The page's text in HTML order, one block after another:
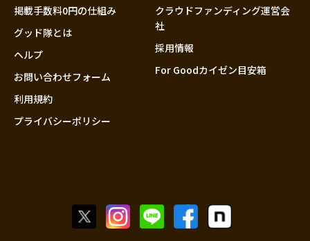
大分
掲載手数料0円の仕組み
グッド隊とは
ヘルプ
お問い合わせフォーム
利用規約
プライバシーポリシー
クラウドファンディング運営会
社
採用情報
For Goodカイゼン目安箱